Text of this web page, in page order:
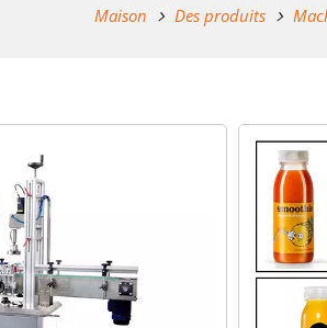
Maison Des produits